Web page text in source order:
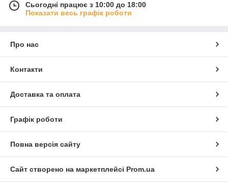
Сьогодні працює з 10:00 до 18:00
Показати весь графік роботи
Про нас
Контакти
Доставка та оплата
Графік роботи
Повна версія сайту
Сайт створено на маркетплейсі Prom.ua